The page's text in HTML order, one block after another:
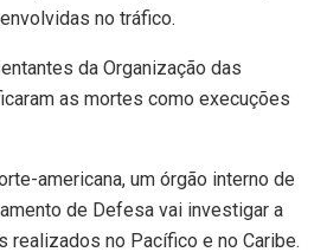
no tráfico.
da Organização das
as mortes como execuções
americana, um órgão interno de
de Defesa vai investigar a
realizados no Pacífico e no Caribe.